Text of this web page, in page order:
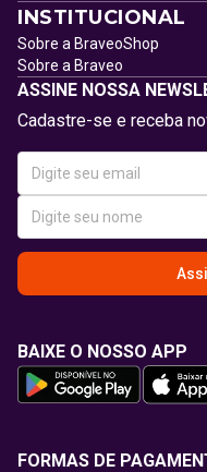
INSTITUCIONAL
Sobre a BraveoShop
Sobre a Braveo
ASSINE NOSSA
Cadastre-se e receba
BAIXE O NOSSO APP
FORMAS DE